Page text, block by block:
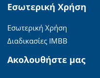
Εσωτερική Χρήση
Εσωτερική Χρήση
Διαδικασίες ΙΜΒΒ
Ακολουθήστε μας